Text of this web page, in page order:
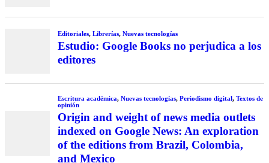
Editoriales, Librerías, Nuevas tecnologías
Estudio: Google Books no perjudica a los
editores
Escritura académica, Nuevas tecnologías, Periodismo digital, Textos de
opinión
Origin and weight of news media outlets
indexed on Google News: An exploration
of the editions from Brazil, Colombia,
and Mexico